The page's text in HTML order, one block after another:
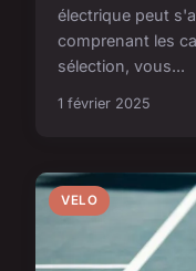
électrique peut
comprenant les
sélection, vous...
1 février 2025
VELO